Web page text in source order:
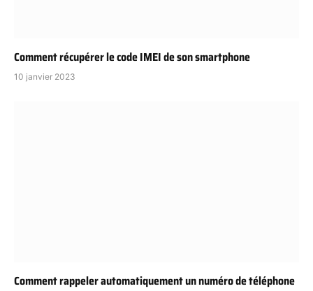
Comment récupérer le code IMEI de son smartphone
10 janvier 2023
Comment rappeler automatiquement un numéro de téléphone